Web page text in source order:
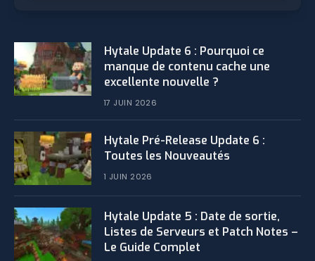
Hytale Update 6 : Pourquoi ce
manque de contenu cache une
excellente nouvelle ?
17 JUIN 2026
Hytale Pré-Release Update 6 :
Toutes les Nouveautés
1 JUIN 2026
Hytale Update 5 : Date de sortie,
Listes de Serveurs et Patch Notes –
Le Guide Complet